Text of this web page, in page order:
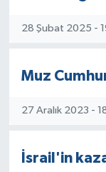
28 Şubat 2025 -
Muz
27 Aralık 2023 -
İsrail'in